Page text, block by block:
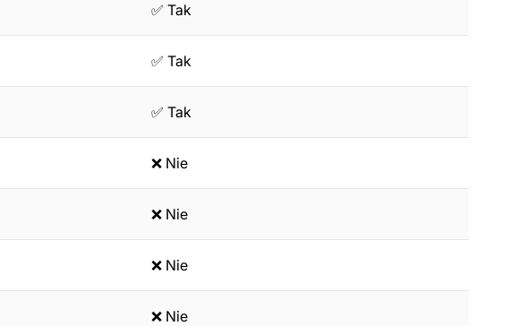
✅ Tak
✅ Tak
✅ Tak
❌ Nie
❌ Nie
❌ Nie
❌ Nie